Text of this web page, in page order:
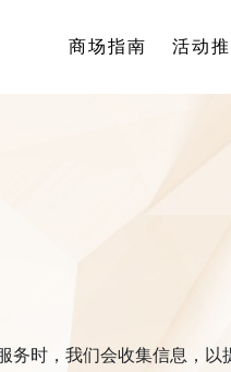
商场指南 活动
时，我们会收集信息，